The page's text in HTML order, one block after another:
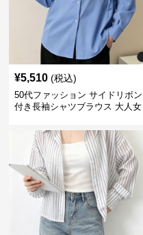
¥5,510 (税込)
50代ファッション サイドリボン
付き長袖シャツブラウス 大人女